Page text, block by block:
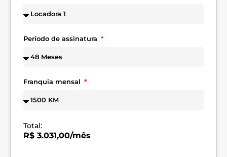
Período de assinatura
Franquia mensal
Total:
R$ 3.031,00/mês